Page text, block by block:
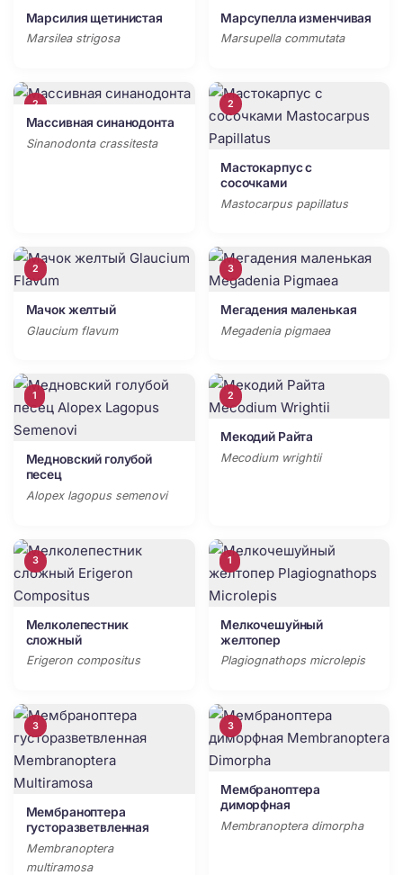
Марсилия щетинистая
Marsilea strigosa
Марсупелла изменчивая
Marsupella commutata
2
Массивная синанодонта
Sinanodonta crassitesta
2
Мастокарпус с
сосочками
Mastocarpus papillatus
2
Мачок желтый
Glaucium flavum
3
Мегадения маленькая
Megadenia pigmaea
1
Медновский голубой
песец
Alopex lagopus semenovi
2
Мекодий Райта
Mecodium wrightii
3
Мелколепестник
сложный
Erigeron compositus
1
Мелкочешуйный
желтопер
Plagiognathops microlepis
3
Мембраноптера
густоразветвленная
Membranoptera
multiramosa
3
Мембраноптера
диморфная
Membranoptera dimorpha